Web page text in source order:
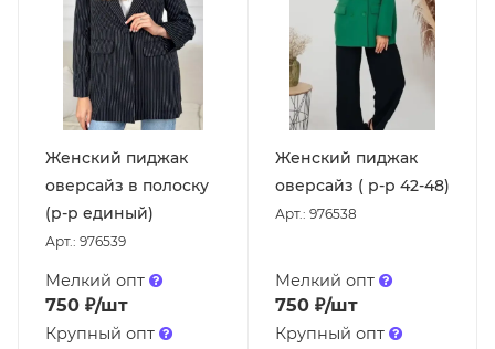
Женский пиджак
оверсайз в полоску
(р-р единый)
Арт.: 976539
Мелкий опт
750 ₽/шт
Крупный опт
Женский пиджак
оверсайз ( р-р 42-48)
Арт.: 976538
Мелкий опт
750₽/шт
Крупный опт